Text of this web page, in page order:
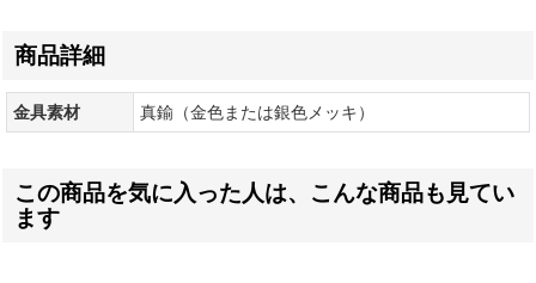
商品詳細
金具素材 真鍮（金色または銀色メッキ）
この商品を気に入った人は、こんな商品も見てい
ます